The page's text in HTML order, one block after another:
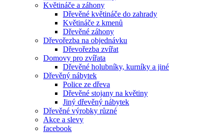
Květináče a záhony
Dřevěné květináče do zahrady
Květináče z kmenů
Dřevěné záhony
Dřevořezba na objednávku
Dřevořezba zvířat
Domovy pro zvířata
Dřevěné holubníky, kurníky a jiné
Dřevěný nábytek
Police ze dřeva
Dřevěné stojany na květiny
Jiný dřevěný nábytek
Dřevěné výrobky různé
Akce a slevy
facebook